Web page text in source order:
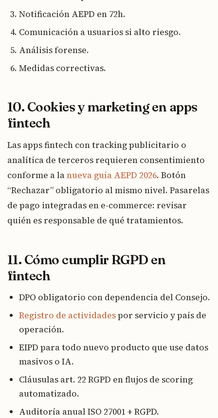
Notificación AEPD en 72h.
Comunicación a usuarios si alto riesgo.
Análisis forense.
Medidas correctivas.
10. Cookies y marketing en apps
fintech
Las apps fintech con tracking publicitario o
analítica de terceros requieren consentimiento
conforme a lanueva guía AEPD 2026. Botón
“Rechazar” obligatorio al mismo nivel. Pasarelas
de pago integradas en e-commerce: revisar
quién es responsable de qué tratamientos.
11. Cómo cumplir RGPD en
fintech
DPO obligatorio con dependencia del Consejo.
Registro de actividadespor servicio y país de
operación.
EIPD para todo nuevo producto que use datos
masivos o IA.
Cláusulas art. 22 RGPD en flujos de scoring
automatizado.
Auditoría anual ISO 27001 + RGPD.